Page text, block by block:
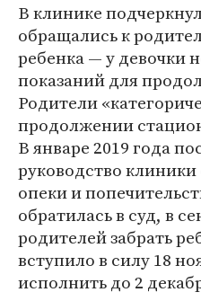
В клинике
обращались к
ребенка — у девочки
показаний для
Родители
продолжении
В январе 2019 года
руководство
опеки и
обратилась в суд, в
родителей забрать
вступило в силу 18
исполнить до 2